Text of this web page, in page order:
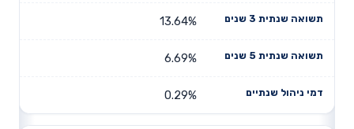
13.64%
6.69%
0.29%